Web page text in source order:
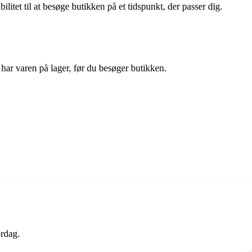
til at besøge butikken på et tidspunkt, der passer dig.
varen på lager, før du besøger butikken.